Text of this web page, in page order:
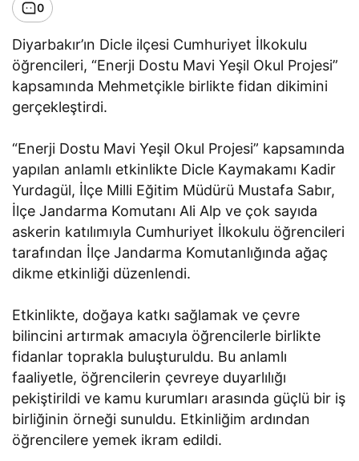
0
Diyarbakır’ın Dicle ilçesi Cumhuriyet İlkokulu
öğrencileri, “Enerji Dostu Mavi Yeşil Okul Projesi”
kapsamında Mehmetçikle birlikte fidan dikimini
gerçekleştirdi.
“Enerji Dostu Mavi Yeşil Okul Projesi” kapsamında
yapılan anlamlı etkinlikte Dicle Kaymakamı Kadir
Yurdagül, İlçe Milli Eğitim Müdürü Mustafa Sabır,
İlçe Jandarma Komutanı Ali Alp ve çok sayıda
askerin katılımıyla Cumhuriyet İlkokulu öğrencileri
tarafından İlçe Jandarma Komutanlığında ağaç
dikme etkinliği düzenlendi.
Etkinlikte, doğaya katkı sağlamak ve çevre
bilincini artırmak amacıyla öğrencilerle birlikte
fidanlar toprakla buluşturuldu. Bu anlamlı
faaliyetle, öğrencilerin çevreye duyarlılığı
pekiştirildi ve kamu kurumları arasında güçlü bir iş
birliğinin örneği sunuldu. Etkinliğim ardından
öğrencilere yemek ikram edildi.